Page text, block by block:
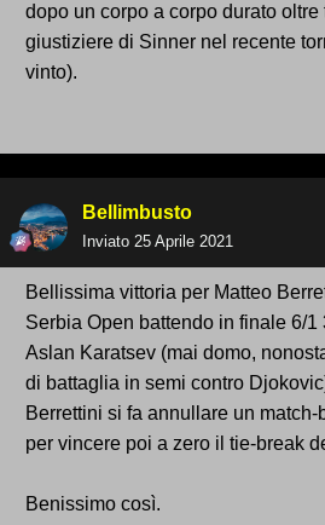
dopo un corpo a corpo durato oltre
giustiziere di Sinner nel recente
vinto).
Bellimbusto
Inviato 25 Aprile 2021
Bellissima vittoria per Matteo
Serbia Open battendo in finale 6/1
Aslan Karatsev (mai domo,
di battaglia in semi contro
Berrettini si fa annullare un
per vincere poi a zero il tie-break
Benissimo così.